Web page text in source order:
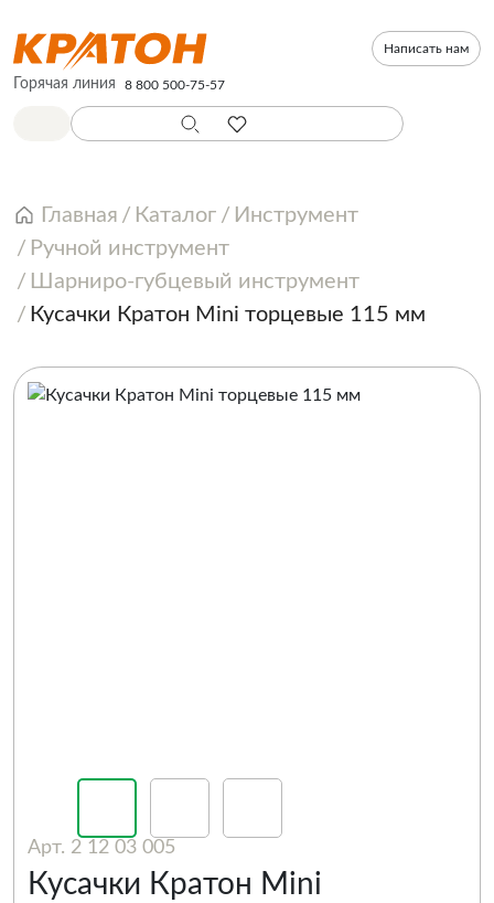
Написать нам
Горячая линия 8 800 500-75-57
Главная Каталог
Инструмент
Ручной инструмент
Шарниро-губцевый инструмент
Кусачки Кратон Mini торцевые 115 мм
Арт. 2 12 03 005
Кусачки Кратон Mini